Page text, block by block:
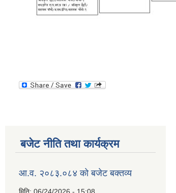
बजेट नीति तथा कार्यक्रम
आ.व. २०८३.०८४ को बजेट बक्तव्य